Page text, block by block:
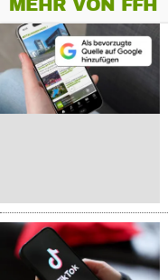
MEHR VON FFH